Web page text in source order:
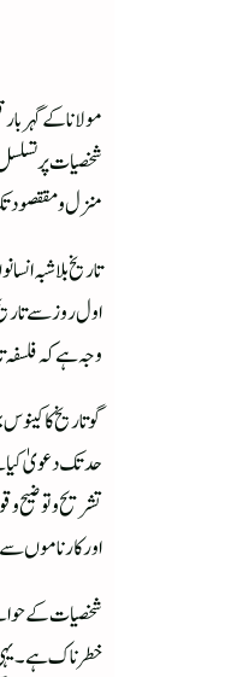
مولانا کے گہر
شخصیات پر
منزل و مققصود
تاریخ بلاشبہ
اول روز سے
وجہ ہے کہ
گو تاریخ کا
حدتک دعویٰ کیا
تشریح و توضیح
اور کارناموں
شخصیات کے
خطرناک ہے۔یہی